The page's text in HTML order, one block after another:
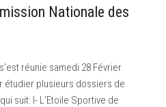
Nationale des
réunie samedi 28 Février
étudier plusieurs dossiers de
suit: I- L’Etoile Sportive de